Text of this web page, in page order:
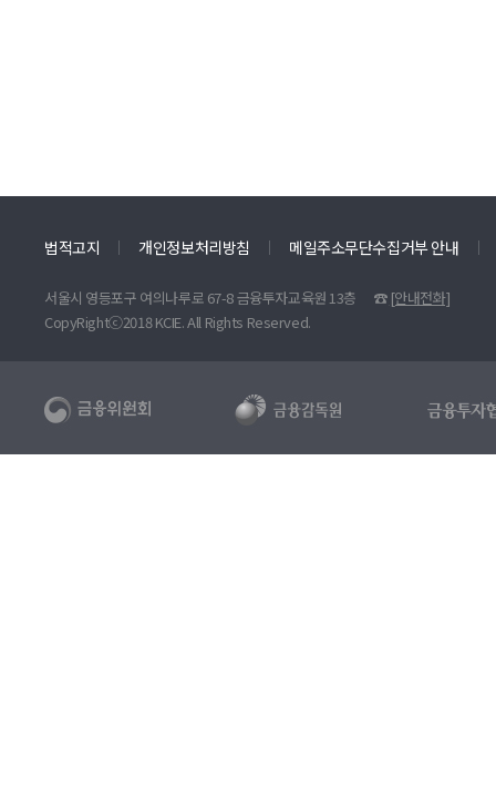
법적고지 개인정보처리방침 메일주소무단수집거부 안내
서울시 영등포구 여의나루로 67-8 금융투자교육원 13층 ☎ [안내전화]
CopyRightⓒ2018 KCIE. All Rights Reserved.